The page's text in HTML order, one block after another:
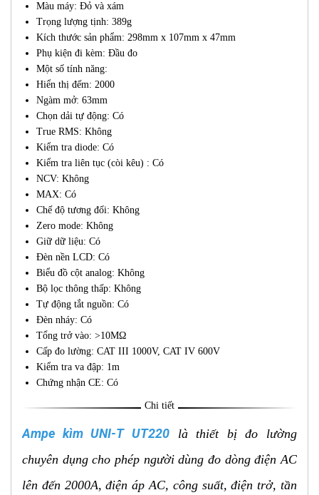
Màu máy: Đỏ và xám
Trọng lượng tịnh: 389g
Kích thước sản phẩm: 298mm x 107mm x 47mm
Phụ kiện đi kèm: Đầu đo
Một số tính năng:
Hiển thị đếm: 2000
Ngàm mở: 63mm
Chọn dải tự động: Có
True RMS: Không
Kiểm tra diode: Có
Kiểm tra liên tục (còi kêu) : Có
NCV: Không
MAX: Có
Chế độ tương đối: Không
Zero mode: Không
Giữ dữ liệu: Có
Đèn nền LCD: Có
Biểu đồ cột analog: Không
Bộ lọc thông thấp: Không
Tự động tắt nguồn: Có
Đèn nháy: Có
Tổng trở vào: >10MΩ
Cấp đo lường: CAT III 1000V, CAT IV 600V
Kiểm tra va đập: 1m
Chứng nhận CE: Có
Chi tiết
Ampe kìm UNI-T UT220là thiết bị đo lường
chuyên dụng cho phép người dùng đo dòng điện AC
lên đến 2000A, điện áp AC, công suất, điện trở, tần